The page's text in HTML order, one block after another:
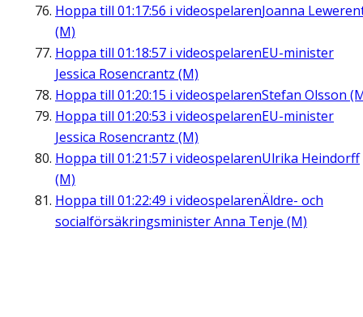
Hoppa till 01:17:56 i videospelarenJoanna
(M)
Hoppa till 01:18:57 i videospelarenEU-minister
Jessica Rosencrantz (M)
Hoppa till 01:20:15 i videospelarenStefan Olsson
Hoppa till 01:20:53 i videospelarenEU-minister
Jessica Rosencrantz (M)
Hoppa till 01:21:57 i videospelarenUlrika Heindorff
(M)
Hoppa till 01:22:49 i videospelarenÄldre- och
socialförsäkringsminister Anna Tenje (M)